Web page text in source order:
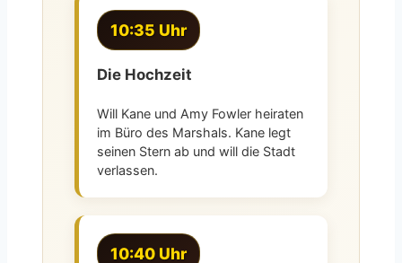
10:35 Uhr
Die Hochzeit
Will Kane und Amy Fowler heiraten
im Büro des Marshals. Kane legt
seinen Stern ab und will die Stadt
verlassen.
10:40 Uhr